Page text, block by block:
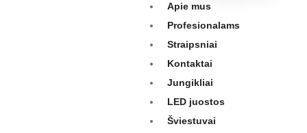
Apie mus
Profesionalams
Straipsniai
Kontaktai
Jungikliai
LED juostos
Šviestuvai